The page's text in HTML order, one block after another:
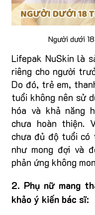
Người dưới
Lifepak NuSkin là
riêng cho người
Do đó, trẻ em,
tuổi không nên sử
hóa và khả năng
chưa hoàn thiện.
chưa đủ độ tuổi có
như mong đợi và
phản ứng không
2. Phụ nữ mang
khảo ý kiến bác sĩ: